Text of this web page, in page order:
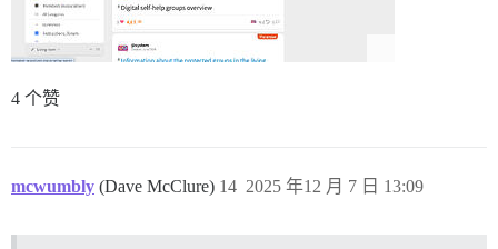
4 个赞
mcwumbly (Dave McClure) 2025 年12 月 7 日 13:09
14